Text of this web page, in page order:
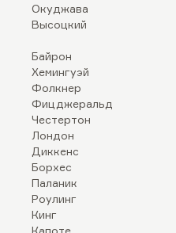
Окуджава
Высоцкий
Байрон
Хемингуэй
Фолкнер
Фицджеральд
Честертон
Лондон
Диккенс
Борхес
Паланик
Роулинг
Кинг
Капоте